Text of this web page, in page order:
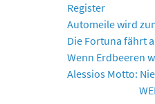
Register
Automeile wird
Die Fortuna fährt
Wenn Erdbeeren
Alessios Motto: